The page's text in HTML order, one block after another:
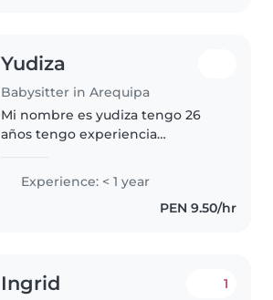
Yudiza
Babysitter in Arequipa
Mi nombre es yudiza tengo 26
años tengo experiencia
paciente, dedicada y con 3 años
Experience: < 1 year
PEN 9.50/hr
Ingrid 1